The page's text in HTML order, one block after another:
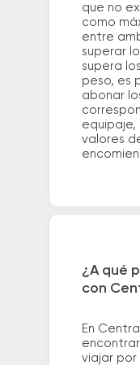
que no
como
entre
superar
supera
peso, es
abonar
equipaje,
valores
¿A qué
con
En
viajar por